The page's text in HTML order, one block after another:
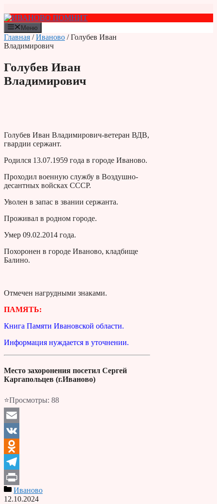
к
содержимому
Меню
Главная /Иваново / Голубев Иван
Владимирович
Голубев Иван
Владимирович
Голубев Иван Владимирович-ветеран ВДВ,
гвардии сержант.
Родился 13.07.1959 года в городе Иваново.
Проходил военную службу в Воздушно-
десантных войсках СССР.
Уволен в запас в звании сержанта.
Проживал в родном городе.
Умер 09.02.2014 года.
Похоронен в городе Иваново, кладбище
Балино.
Отмечен нагрудными знаками.
ПАМЯТЬ:
Книга Памяти Ивановской области.
Информация нуждается в уточнении.
Место захоронения посетил Сергей
Каргапольцев (г.Иваново)
⭐Просмотры: 88
Email
VK
Odnoklassniki
Telegram
PrintИваново
12.10.2024